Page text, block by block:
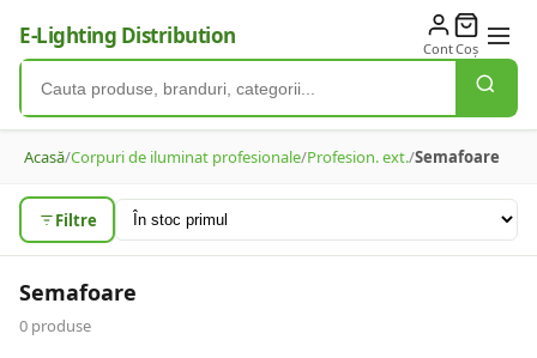
E-Lighting Distribution ContCoș
Acasă/Corpuri de iluminat profesionale/Profesion. ext./Semafoare
Filtre
Semafoare
0 produse